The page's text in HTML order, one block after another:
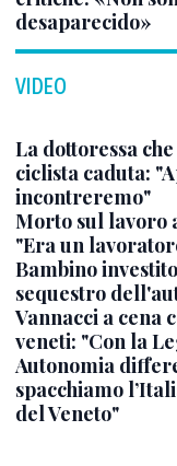
desaparecido»
VIDEO
La dottoressa
ciclista caduta:
incontreremo"
Morto sul lavoro
"Era un
Bambino
sequestro
Vannacci a
veneti: "Con la
Autonomia
spacchiamo
del Veneto"